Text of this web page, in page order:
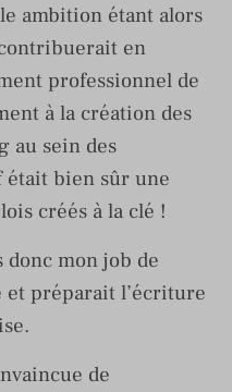
ambition étant alors
en
professionnel de
à la création des
au sein des
était bien sûr une
créés à la clé !
mon job de
préparait l’écriture
de